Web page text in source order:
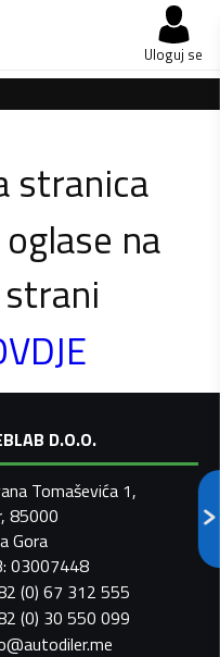
Uloguj se
stranica
na
D.O.O.
Tomaševića 1,
85000
Gora
03007448
(0) 67 312 555
(0) 30 550 099